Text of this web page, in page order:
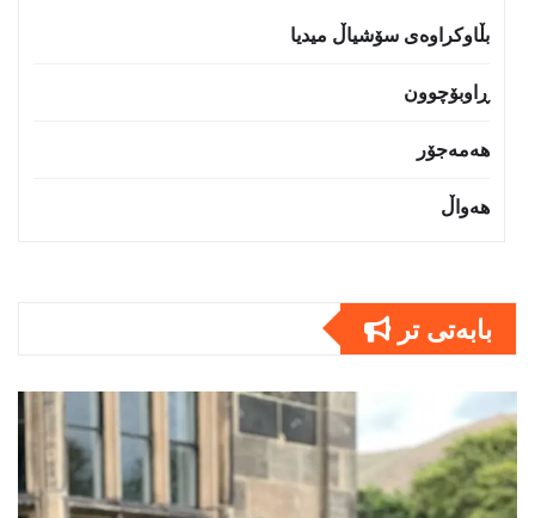
بڵاوکراوەی سۆشیاڵ میدیا
ڕاوبۆچوون
هەمەجۆر
هەواڵ
بابەتى تر